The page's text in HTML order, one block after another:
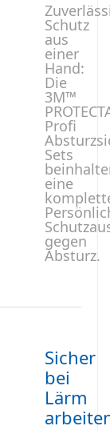
Schutz
aus
einer
Hand:
Die
3M™
Profi
Sets
eine
gegen
Absturz.
Sicher
bei
Lärm